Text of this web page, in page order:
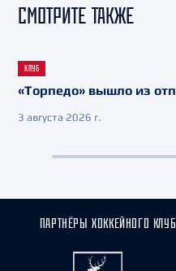
СМОТРИТЕ ТАКЖЕ
КЛУБ
«Торпедо» вышло из
3 августа 2026 г.
ПАРТНЁРЫ ХОККЕЙНОГО